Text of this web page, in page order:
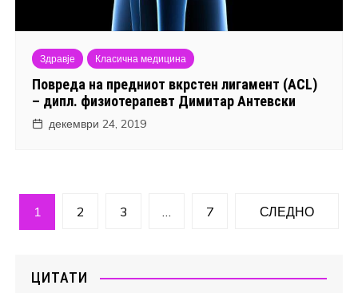
Здравје Класична медицина
Повреда на предниот вкрстен лигамент (ACL)
– дипл. физиотерапевт Димитар Антевски
декември 24, 2019
Навигација
написи
1 2 3 … 7 СЛЕДНО
ЦИТАТИ